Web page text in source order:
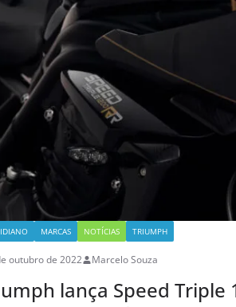
MARCAS NOTÍCIAS TRIUMPH
outubro de 2022 Marcelo Souza
lança Speed Triple